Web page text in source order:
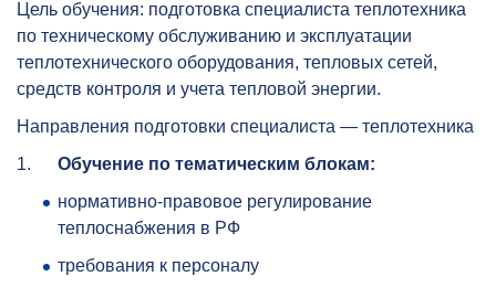
Цель обучения: подготовка специалиста теплотехника
по техническому обслуживанию и эксплуатации
теплотехнического оборудования, тепловых сетей,
средств контроля и учета тепловой энергии.
Направления подготовки специалиста — теплотехника
1. Обучение по тематическим блокам:
нормативно-правовое регулирование
теплоснабжения в РФ
требования к персоналу